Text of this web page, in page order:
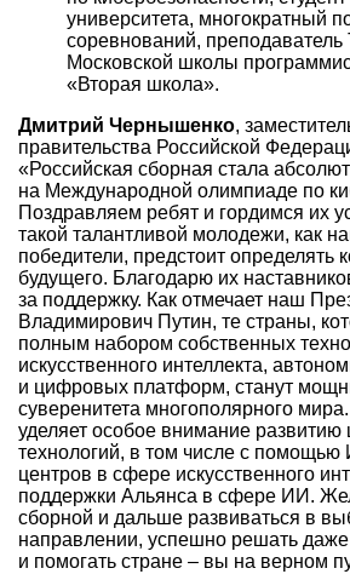
университета, многократный
соревнований,
Московской школы
«Вторая школа».
Дмитрий Чернышенко,
правительства Российской
«Российская сборная стала
на Международной олимпиаде по
Поздравляем ребят и гордимся их
такой талантливой молодежи, как
победители, предстоит определять
будущего. Благодарю их
за поддержку. Как отмечает наш
Владимирович Путин, те страны,
полным набором собственных
искусственного интеллекта,
и цифровых платформ, станут
суверенитета многополярного
уделяет особое внимание
технологий, в том числе с помощью
центров в сфере искусственного
поддержки Альянса в сфере ИИ.
сборной и дальше развиваться в
направлении, успешно решать
и помогать стране ‒ вы на верном